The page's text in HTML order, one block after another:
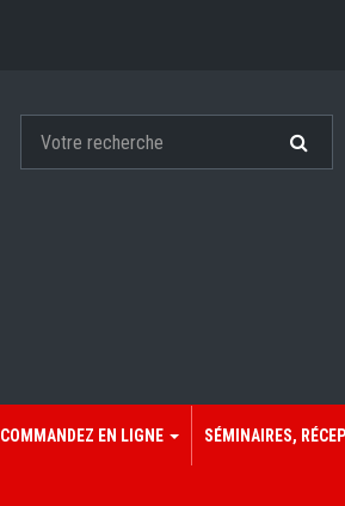
COMMANDEZ EN LIGNE SÉMINAIRES,